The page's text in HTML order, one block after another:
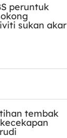
peruntuk
sukan akar
tembak